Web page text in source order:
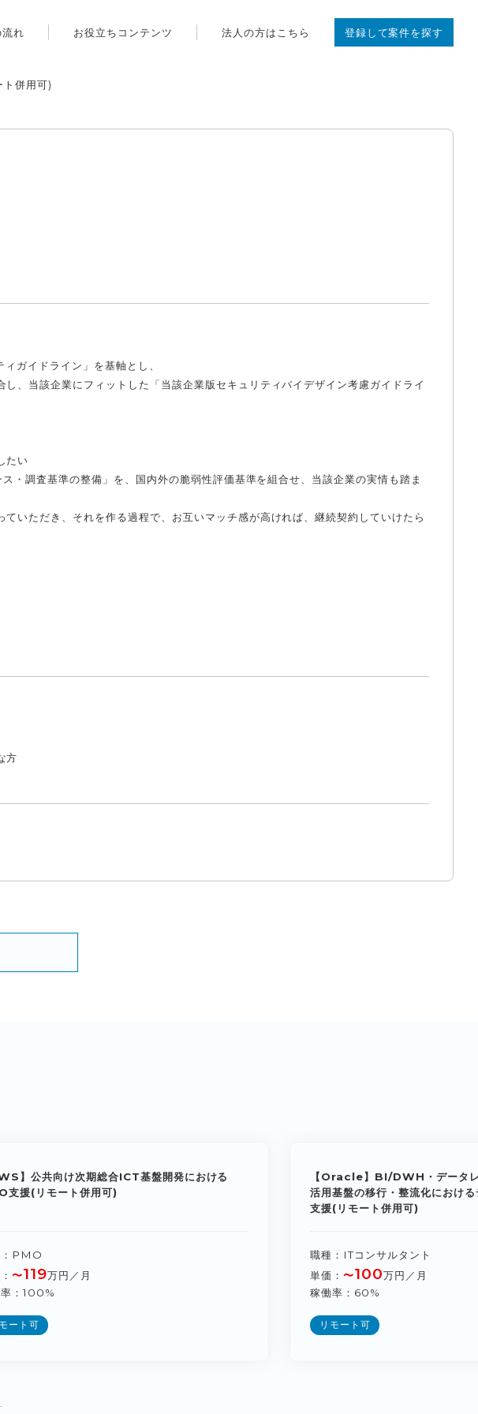
流れ お役立ちコンテンツ 法人の方はこちら 登録して案件を探す
ト併用可)
ガイドライン」を基軸とし、
、当該企業にフィットした「当該企業版セキュリティバイデザイン考慮ガイドライ
たい
調査基準の整備」を、国内外の脆弱性評価基準を組合せ、当該企業の実情も踏ま
いただき、それを作る過程で、お互いマッチ感が高ければ、継続契約していけたら
方
】公共向け次期総合ICT基盤開発における
支援(リモート併用可)
PMO
〜119万円／月
100%
ート可
【Oracle】BI/DWH・データ
活用基盤の移行・整流化におけ
支援(リモート併用可)
職種
ITコンサルタント
単価
〜100万円／月
稼働率
60%
リモート可